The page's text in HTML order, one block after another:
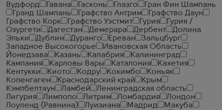
Вудфорд
Гавана Гасконь Глазго
Гран Фин Шампань
Гранд Шампань
Графство Антрим
Графство Даун
Графство Корк
Графство Уэстмит Гурия
Гурия /
Озургети
Дагестан Демерара Дербент
Долина
Эльки
Дублин Дуранго Ереван
Зальцбург
Западное Высокогорье
Ивановская Область
Йонедзава
Казань Калабрия
Калининград
Кампания
Карловы Вары Каталония
Кахетия
Кентукки
Киото Кодру Кокимбо
Коньяк
Копенгаген
Краснодарский край
Крым
Кэмпбелтаун
Ламбей
Ленинградская область
Лигурия
Лимпопо Литрим Ломбардия
Лондон
Лоуленд (Равнина)
Луизиана Мадрид
Макуба